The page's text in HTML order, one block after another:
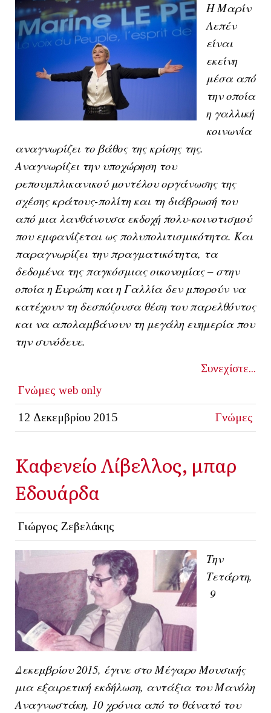
Η Μαρίν
Λεπέν
είναι
εκείνη
μέσα από
την οποία
η γαλλική
κοινωνία
αναγνωρίζει το βάθος της κρίσης της.
Αναγνωρίζει την υποχώρηση του
ρεπουμπλικανικού μοντέλου οργάνωσης της
σχέσης κράτους-πολίτη και τη διάβρωσή του
από μια λανθάνουσα εκδοχή πολυ-κοινοτισμού
που εμφανίζεται ως πολυπολιτισμικότητα. Και
παραγνωρίζει την πραγματικότητα, τα
δεδομένα της παγκόσμιας οικονομίας – στην
οποία η Ευρώπη και η Γαλλία δεν μπορούν να
κατέχουν τη δεσπόζουσα θέση του παρελθόντος
και να απολαμβάνουν τη μεγάλη ευημερία που
την συνόδευε.
Συνεχίστε...
Γνώμες web only
12 Δεκεμβρίου 2015 Γνώμες
Καφενείο Λίβελλος, μπαρ
Εδουάρδα
Γιώργος Ζεβελάκης
Την
Τετάρτη,
9
Δεκεμβρίου 2015, έγινε στο Μέγαρο Μουσικής
μια εξαιρετική εκδήλωση, αντάξια του Μανόλη
Αναγνωστάκη, 10 χρόνια από το θάνατό του